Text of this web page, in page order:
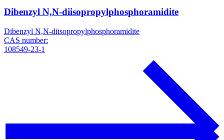
Dibenzyl N,N-diisopropylphosphoramidite
Dibenzyl N,N-diisopropylphosphoramidite
CAS number:
108549-23-1